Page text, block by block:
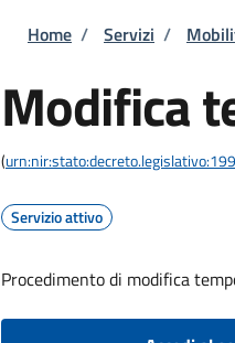
Briciole di
Home / Servizi /
Modifica
(
Servizio attivo
Procedimento di modifica